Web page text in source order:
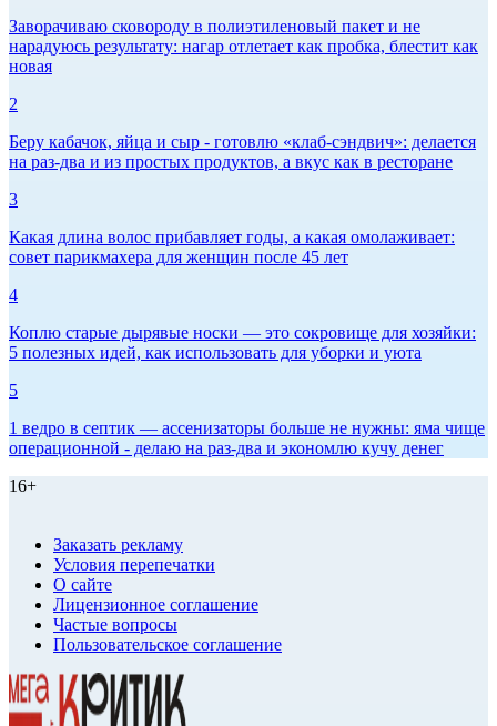
Заворачиваю сковороду в полиэтиленовый пакет и не
нарадуюсь результату: нагар отлетает как пробка, блестит как
новая
2
Беру кабачок, яйца и сыр - готовлю «клаб-сэндвич»: делается
на раз-два и из простых продуктов, а вкус как в ресторане
3
Какая длина волос прибавляет годы, а какая омолаживает:
совет парикмахера для женщин после 45 лет
4
Коплю старые дырявые носки — это сокровище для хозяйки:
5 полезных идей, как использовать для уборки и уюта
5
1 ведро в септик — ассенизаторы больше не нужны: яма чище
операционной - делаю на раз-два и экономлю кучу денег
16+
Заказать рекламу
Условия перепечатки
О сайте
Лицензионное соглашение
Частые вопросы
Пользовательское соглашение